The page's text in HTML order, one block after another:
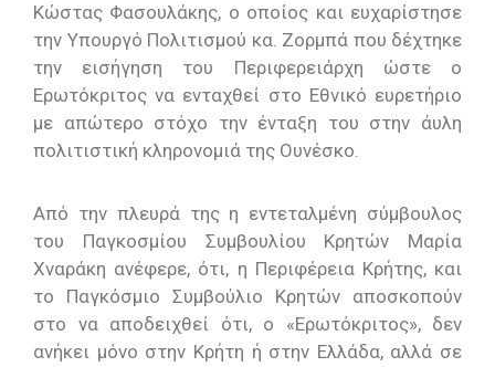
Κώστας Φασουλάκης, ο οποίος και ευχαρίστησε
την Υπουργό Πολιτισμού κα. Ζορμπά που δέχτηκε
την εισήγηση του Περιφερειάρχη ώστε ο
Ερωτόκριτος να ενταχθεί στο Εθνικό ευρετήριο
με απώτερο στόχο την ένταξη του στην άυλη
πολιτιστική κληρονομιά της Ουνέσκο.
Από την πλευρά της η εντεταλμένη σύμβουλος
του Παγκοσμίου Συμβουλίου Κρητών Μαρία
Χναράκη ανέφερε, ότι, η Περιφέρεια Κρήτης, και
το Παγκόσμιο Συμβούλιο Κρητών αποσκοπούν
στο να αποδειχθεί ότι, ο «Ερωτόκριτος», δεν
ανήκει μόνο στην Κρήτη ή στην Ελλάδα, αλλά σε